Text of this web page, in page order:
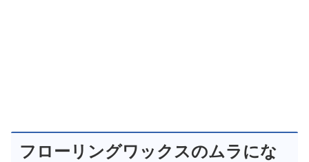
フローリングワックスのムラにな